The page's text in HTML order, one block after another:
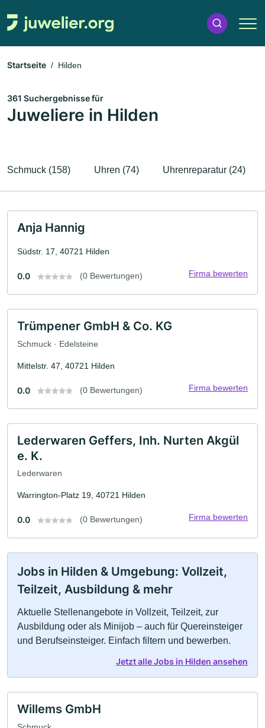
Startseite Hilden
361 Suchergebnisse für
Juweliere in Hilden
Schmuck (158) Uhren (74) Uhrenreparatur (24)
Anja Hannig
Südstr. 17, 40721 Hilden
0.0 (0 Bewertungen) Firma bewerten
Trümpener GmbH & Co. KG
Schmuck · Edelsteine
Mittelstr. 47, 40721 Hilden
0.0 (0 Bewertungen) Firma bewerten
Lederwaren Geffers, Inh. Nurten Akgül
e. K.
Lederwaren
Warrington-Platz 19, 40721 Hilden
0.0 (0 Bewertungen) Firma bewerten
Jobs in Hilden & Umgebung: Vollzeit,
Teilzeit, Ausbildung & mehr
Aktuelle Stellenangebote in Vollzeit, Teilzeit, zur
Ausbildung oder als Minijob – auch für Quereinsteiger
und Berufseinsteiger. Einfach filtern und bewerben.
Jetzt alle Jobs in Hilden ansehen
Willems GmbH